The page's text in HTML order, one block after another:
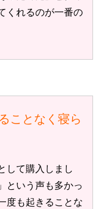
くれるのが一番の
ことなく寝ら
して購入しまし
という声も多かっ
度も起きることな